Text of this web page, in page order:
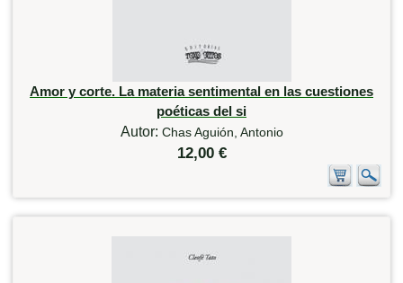
Amor y corte. La materia sentimental en las cuestiones
poéticas del si
Autor: Chas Aguión, Antonio
12,00 €